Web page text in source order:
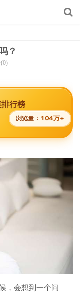
？
排行榜
浏览量： 104万+
，会想到一个问